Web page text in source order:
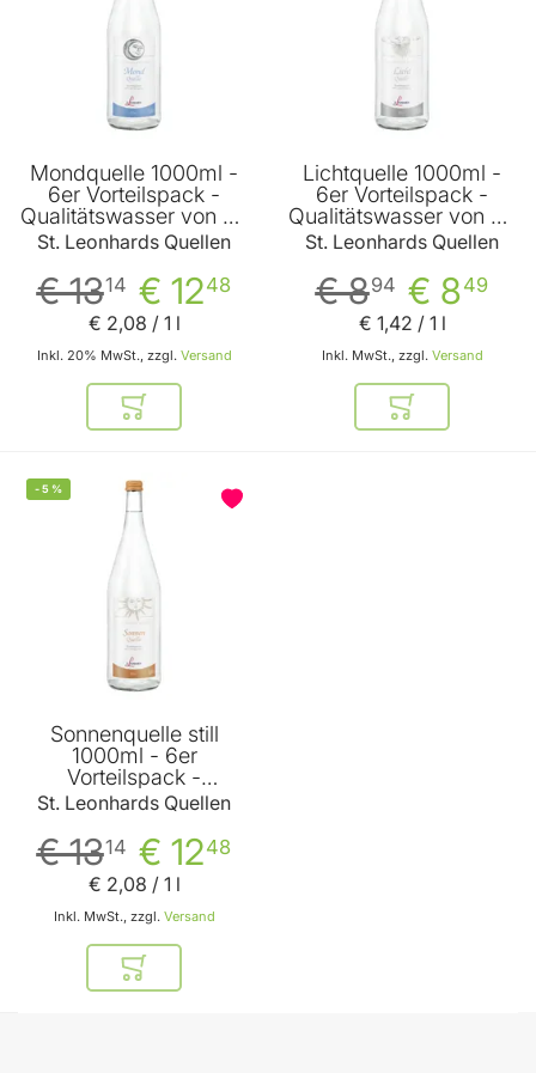
Mondquelle 1000ml -
6er Vorteilspack -
Qualitätswasser von St.
Leonhards Quellen
St. Leonhards Quellen
€ 1248
€ 1314
Inkl. 20% MwSt., zzgl. Versand
€ 2,08 / 1 l
In den Warenkorb
Lichtquelle 1000ml -
6er Vorteilspack -
Qualitätswasser von St.
Leonhards Quellen
St. Leonhards Quellen
€ 849
€ 894
Inkl. MwSt., zzgl. Versand
€ 1,42 / 1 l
In den
-5 %
Sonnenquelle still
1000ml - 6er
Vorteilspack -
Qualitätswasser von St.
St. Leonhards Quellen
€ 1248
€ 1314
Inkl. MwSt., zzgl. Versand
€ 2,08 / 1 l
In den Warenkorb